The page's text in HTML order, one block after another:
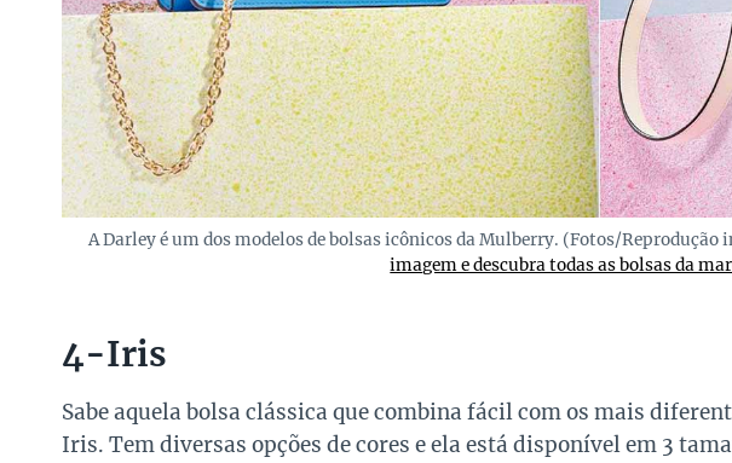
A Darley é um dos modelos de bolsas icônicos da Mulberry. (Fotos/
imagem e descubra todas as bolsas da
4-Iris
Sabe aquela bolsa clássica que combina fácil com os mais
Iris. Tem diversas opções de cores e ela está disponível em 3